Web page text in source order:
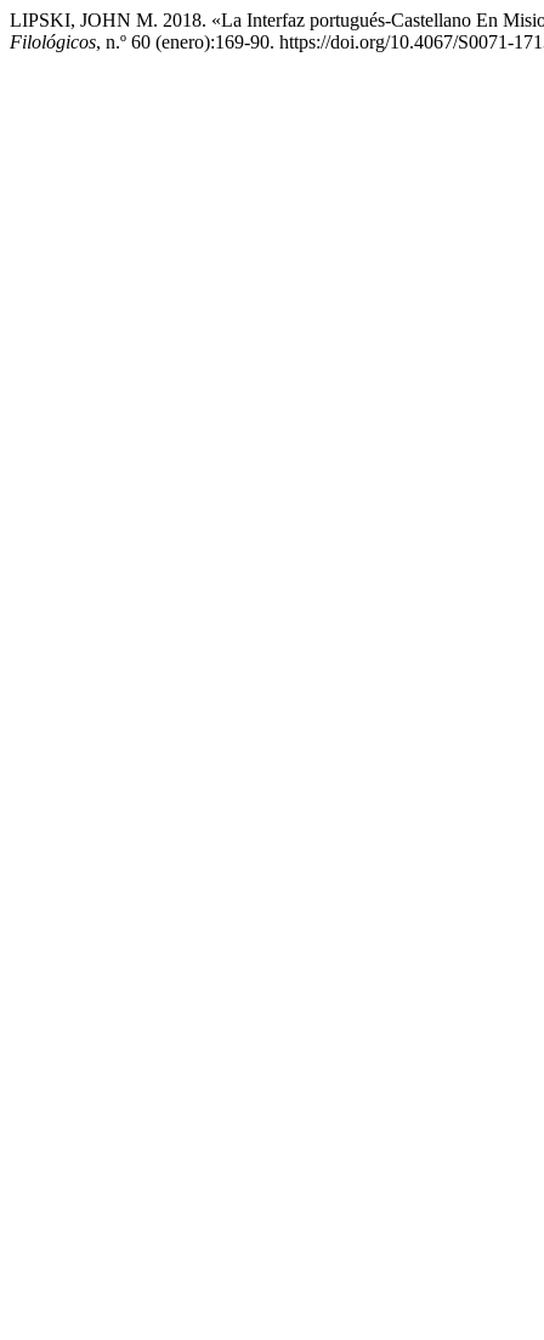
LIPSKI, JOHN M. 2018. «La Interfaz portugués-Castellano En
Filológicos, n.º 60 (enero):169-90. https://doi.org/10.4067/S0071-